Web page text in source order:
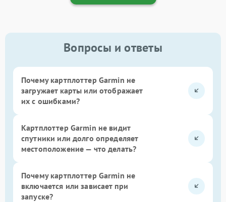
Вопросы и ответы
Почему картплоттер Garmin не
загружает карты или отображает
их с ошибками?
Картплоттер Garmin не видит
спутники или долго определяет
местоположение — что делать?
Почему картплоттер Garmin не
включается или зависает при
запуске?